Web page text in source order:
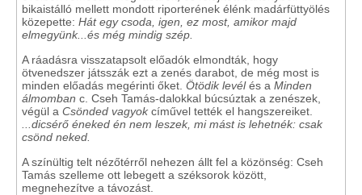
bikaistálló mellett mondott riporterének élénk madárfüttyölés
közepette: Hát egy csoda, igen, ez most, amikor majd
elmegyünk...és még mindig szép.
A ráadásra visszatapsolt előadók elmondták, hogy
ötvenedszer játsszák ezt a zenés darabot, de még most is
minden előadás megérinti őket. Ötödik levélés a Minden
álmomban c. Cseh Tamás-dalokkal búcsúztak a zenészek,
végül a Csönded vagyokcíművel tették el hangszereiket.
...dicsérő éneked én nem leszek, mi mást is lehetnék: csak
csönd neked.
A színültig telt nézőtérről nehezen állt fel a közönség: Cseh
Tamás szelleme ott lebegett a széksorok között,
megnehezítve a távozást.